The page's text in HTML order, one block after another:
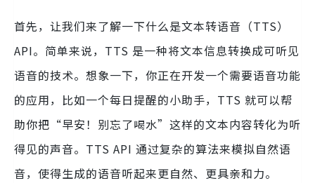
首先，让我们来了解一下什么是文本转语音（TTS）
API。简单来说，TTS 是一种将文本信息转换成可听见
语音的技术。想象一下，你正在开发一个需要语音功能
的应用，比如一个每日提醒的小助手，TTS 就可以帮
助你把“早安！别忘了喝水”这样的文本内容转化为听
得见的声音。TTS API 通过复杂的算法来模拟自然语
音，使得生成的语音听起来更自然、更具亲和力。